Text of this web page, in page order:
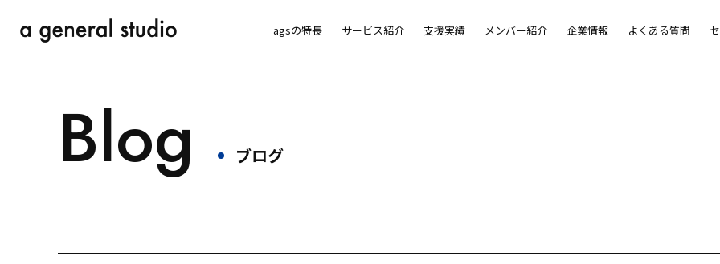
agsの特長 サービス紹介 支援実績 メンバー紹介 企業情報 よくある質問
Blog ブログ